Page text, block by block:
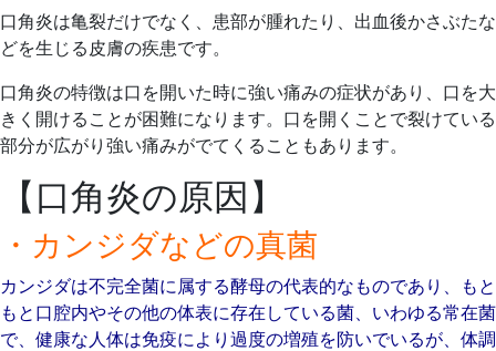
口角炎は亀裂だけでなく、患部が腫れたり、出血後かさぶたな
どを生じる皮膚の疾患です。
口角炎の特徴は口を開いた時に強い痛みの症状があり、口を大
きく開けることが困難になります。口を開くことで裂けている
部分が広がり強い痛みがでてくることもあります。
【口角炎の原因】
・カンジダなどの真菌
カンジダは不完全菌に属する酵母の代表的なものであり、もと
もと口腔内やその他の体表に存在している菌、いわゆる常在菌
で、健康な人体は免疫により過度の増殖を防いでいるが、体調